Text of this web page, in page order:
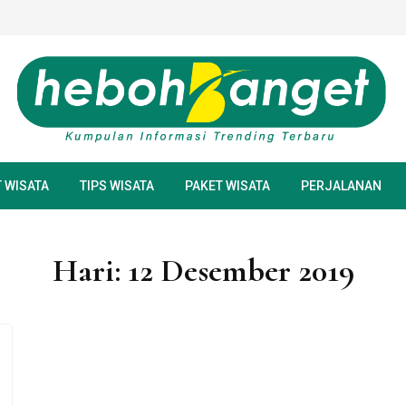
WISATA‎ TIPS WISATA PAKET WISATA PERJALANAN
Hari: 12 Desember 2019